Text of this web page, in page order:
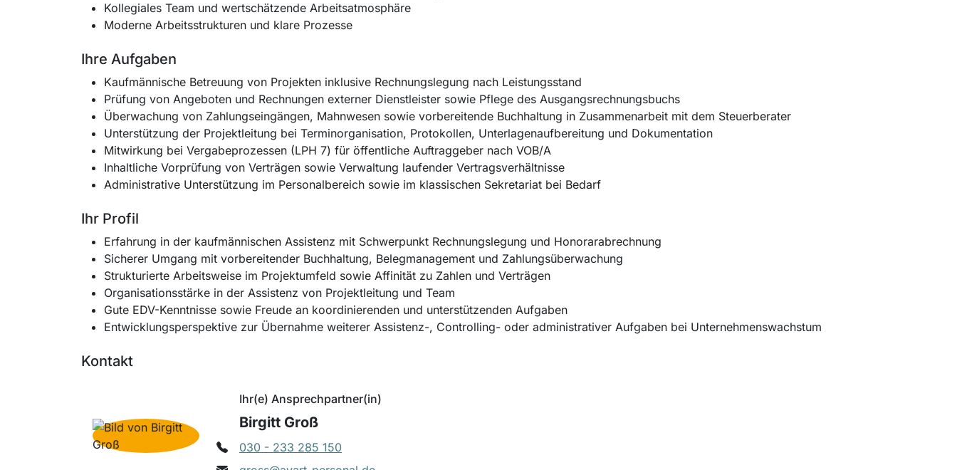
Kollegiales Team und wertschätzende Arbeitsatmosphäre
Moderne Arbeitsstrukturen und klare Prozesse
Ihre Aufgaben
Kaufmännische Betreuung von Projekten inklusive Rechnungslegung nach Leistungsstand
Prüfung von Angeboten und Rechnungen externer Dienstleister sowie Pflege des Ausgangsrechnungsbuchs
Überwachung von Zahlungseingängen, Mahnwesen sowie vorbereitende Buchhaltung in Zusammenarbeit mit dem Steuerberater
Unterstützung der Projektleitung bei Terminorganisation, Protokollen, Unterlagenaufbereitung und Dokumentation
Mitwirkung bei Vergabeprozessen (LPH 7) für öffentliche Auftraggeber nach VOB/A
Inhaltliche Vorprüfung von Verträgen sowie Verwaltung laufender Vertragsverhältnisse
Administrative Unterstützung im Personalbereich sowie im klassischen Sekretariat bei Bedarf
Ihr Profil
Erfahrung in der kaufmännischen Assistenz mit Schwerpunkt Rechnungslegung und Honorarabrechnung
Sicherer Umgang mit vorbereitender Buchhaltung, Belegmanagement und Zahlungsüberwachung
Strukturierte Arbeitsweise im Projektumfeld sowie Affinität zu Zahlen und Verträgen
Organisationsstärke in der Assistenz von Projektleitung und Team
Gute EDV-Kenntnisse sowie Freude an koordinierenden und unterstützenden Aufgaben
Entwicklungsperspektive zur Übernahme weiterer Assistenz-, Controlling- oder administrativer Aufgaben bei Unternehmenswachstum
Kontakt
Ihr(e) Ansprechpartner(in)
Birgitt Groß
030 - 233 285 150